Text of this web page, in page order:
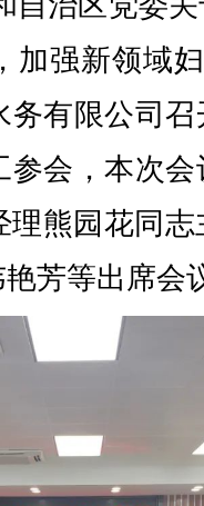
加强新领域
务有限公司
参会，本次
熊园花同
芳等出席会